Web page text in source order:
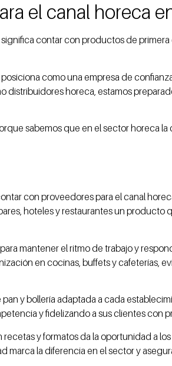
el canal horeca
contar con productos de
como una empresa de
distribuidores horeca, estamos
sabemos que en el sector horeca
con proveedores para el canal
hoteles y restaurantes un producto
mantener el ritmo de trabajo y
en cocinas, buffets y cafeterías,
y bollería adaptada a cada
y fidelizando a sus clientes con
y formatos da la oportunidad a
marca la diferencia en el sector y